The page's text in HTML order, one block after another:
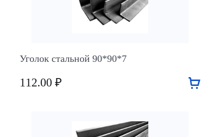
Уголок стальной 90*90*7
112.00 ₽